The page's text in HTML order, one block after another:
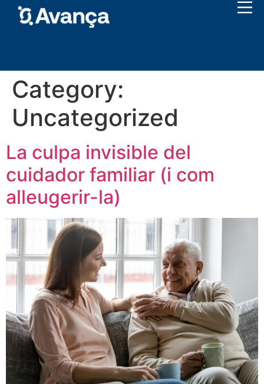
Category:
Uncategorized
La culpa invisible del
cuidador familiar (i com
alleugerir-la)